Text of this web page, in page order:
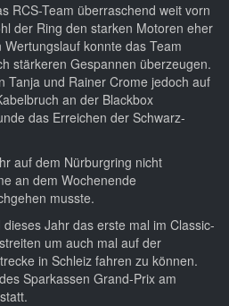
RCS-Team überraschend weit vorn
der Ring den starken Motoren eher
konnte das Team
stärkeren Gespannen überzeugen.
Tanja und Rainer Crome jedoch auf
an der Blackbox
das Erreichen der Schwarz-
auf dem Nürburgring nicht
an dem Wochenende
musste.
Jahr das erste mal im Classic-
um auch mal auf der
in Schleiz fahren zu können.
Sparkassen Grand-Prix am